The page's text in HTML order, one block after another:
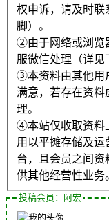
权申诉，请及时联
脚）。
②由于网络或浏览
服微信处理（详见
③本资料由其他用
满意，若存在资料
理。
④本站仅收取资料
用以平摊存储及
台，且会员之间资
供其他经营性业务
投稿会员：阿宏